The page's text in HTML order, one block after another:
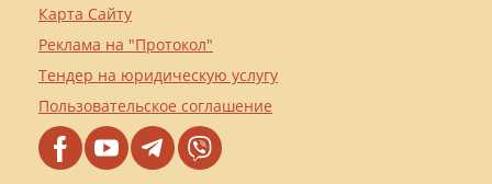
Карта Сайту
Реклама на "Протокол"
Тендер на юридическую услугу
Пользовательское соглашение